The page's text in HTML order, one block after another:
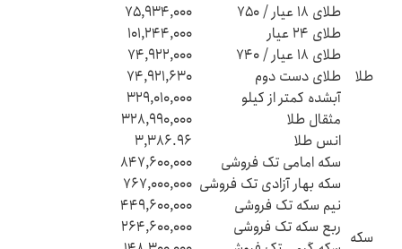
طلا
طلای ۱۸ عیار / ۷۵۰
۷۵,۹۳۴,۰۰۰
طلای ۲۴ عیار
۱۰۱,۲۴۴,۰۰۰
طلای ۱۸ عیار / ۷۴۰
۷۴,۹۲۲,۰۰۰
طلای دست دوم
۷۴,۹۲۱,۶۳۰
آبشده کمتر از کیلو
۳۲۹,۰۱۰,۰۰۰
مثقال طلا
۳۲۸,۹۹۰,۰۰۰
انس طلا
۳,۳۸۶.۹۶
سکه
سکه امامی تک فروشی
۸۴۷,۶۰۰,۰۰۰
سکه بهار آزادی تک فروشی۷۶۷,۰۰۰,۰۰۰
نیم سکه تک فروشی
۴۴۹,۶۰۰,۰۰۰
ربع سکه تک فروشی
۲۶۴,۶۰۰,۰۰۰